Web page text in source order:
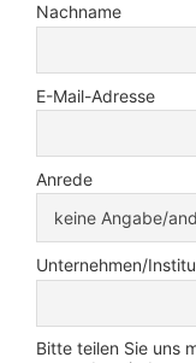
Nachname
E-Mail-Adresse
Anrede
Unternehmen/
Bitte teilen Sie uns